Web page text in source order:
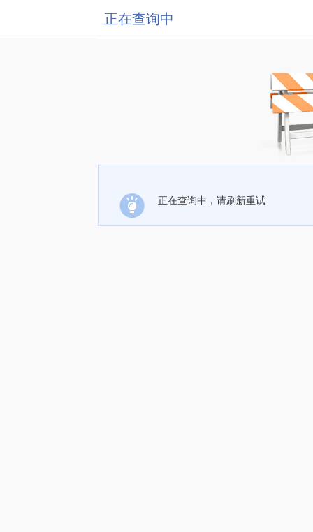
正在查询中
正在查询中，请刷新重试